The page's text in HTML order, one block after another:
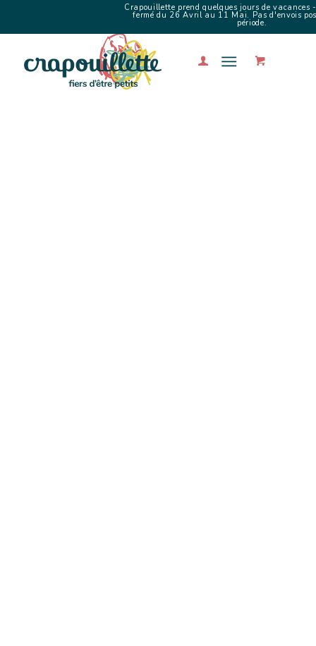
Crapouillette prend quelques jours de vacances
fermé du 26 Avril au 11 Mai. Pas d'envois
période.